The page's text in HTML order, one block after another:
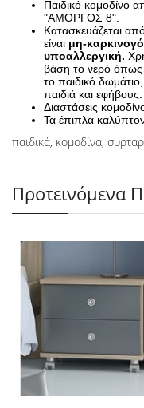
Παιδικό κομοδίνο
"ΑΜΟΡΓΟΣ 8".
Κατασκευάζεται
είναι μη-
υποαλλεργική.
βάση το νερό όπως
το παιδικό
παιδιά και εφήβους.
Διαστάσεις
Τα έπιπλα
παιδικά, κομοδίνα,
Προτεινόμενα